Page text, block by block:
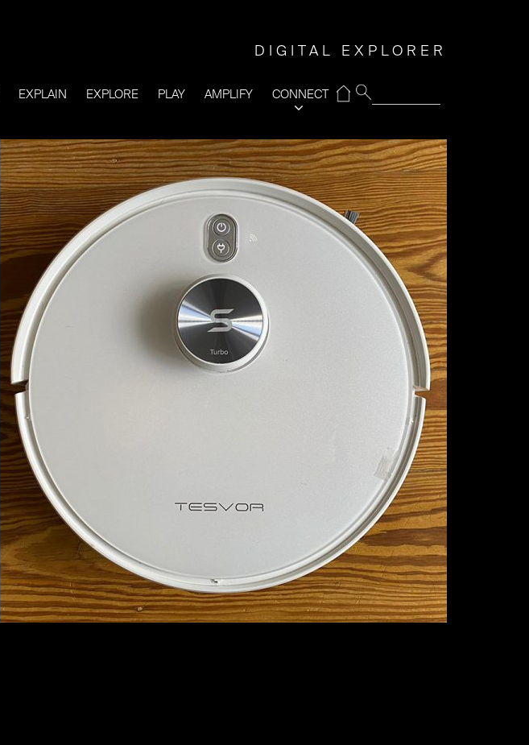
DIGITAL EXPLORER
EXPLAIN EXPLORE PLAY AMPLIFY CONNECT
⌂